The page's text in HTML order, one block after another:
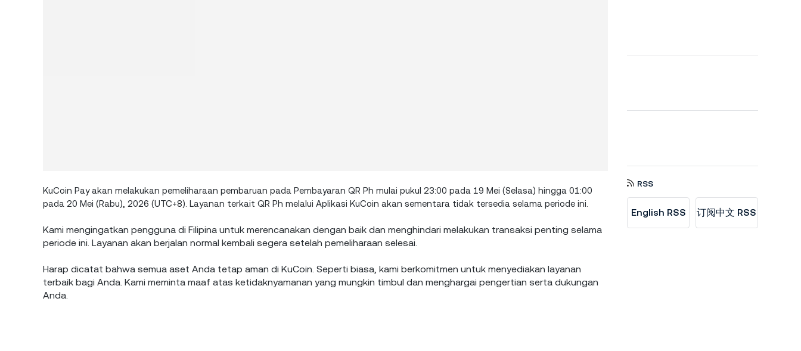
KuCoin Pay akan melakukan pemeliharaan pembaruan pada Pembayaran QR Ph mulai pukul 23:00 pada 19 Mei (Selasa) hingga 01:00
pada 20 Mei (Rabu), 2026 (UTC+8). Layanan terkait QR Ph melalui Aplikasi KuCoin akan sementara tidak tersedia selama periode ini.
Kami mengingatkan pengguna di Filipina untuk merencanakan dengan baik dan menghindari melakukan transaksi penting selama
periode ini. Layanan akan berjalan normal kembali segera setelah pemeliharaan selesai.
Harap dicatat bahwa semua aset Anda tetap aman di KuCoin. Seperti biasa, kami berkomitmen untuk menyediakan layanan
terbaik bagi Anda. Kami meminta maaf atas ketidaknyamanan yang mungkin timbul dan menghargai pengertian serta dukungan
Anda.
RSS
English RSS 订阅中文 RSS